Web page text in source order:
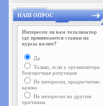
НАШ ОПРОС
Интересен ли вам тотализатор
где принимаются ставки на
курсы валют?
Да
Только, если у организатора
безупречная репутация
Не интересен, предпочитаю
казино
Не интересен по другим
причинам